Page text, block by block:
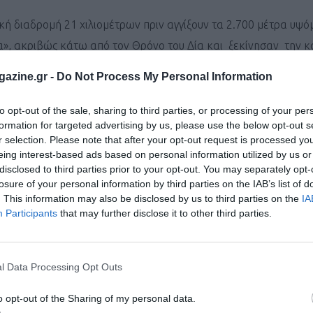
- Do Not Process My Personal Information
opt-out of the sale, sharing to third parties, or processing of your
for targeted advertising by us, please use the below opt-out
selection. Please note that after your opt-out request is processed
interest-based ads based on personal information utilized by us
to third parties prior to your opt-out. You may separately
of your personal information by third parties on the IAB’s list of
This information may also be disclosed by us to third parties on the
Participants that may further disclose it to other third parties.
Data Processing Opt Outs
opt-out of the Sharing of my personal data.
21 χιλιομέτρων πριν αγγίξουν τα 2.700 μέτρα
ακριβώς κάτω από τον Θρόνο του Δία και ξεκίνησαν την
του Ενιπέα, για να τερματίσουν μετά από μια
τις γυναίκες όσο και για τους άνδρες.
ήταν οΒάσκος Aritz Egeaμε επίδοση 4:24:26 που αποτελεί
δεν αμφισβητήθηκε σε κανένα σημείο από την
ενώ 1η γυναίκα είναι η ΟλλανδέζαRagna Debatsπου
ρεκόρ της Αμερικανίδας Stevie Kremer, και τερμάτισε
με χρόνο 5:46:04.